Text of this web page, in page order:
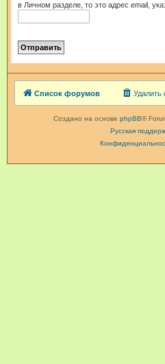
в Личном разделе, то это адрес email,
Список форумов Удалить
Создано на основе phpBB®
Русская